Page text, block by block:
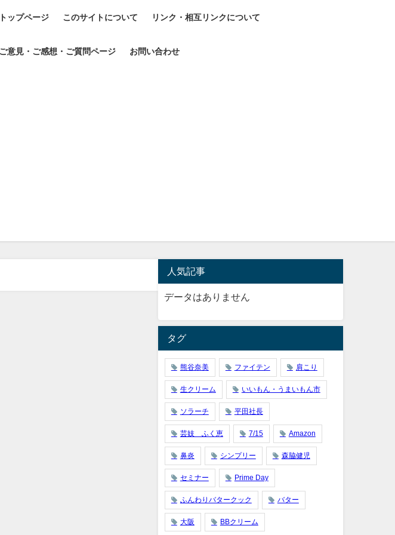
トップページ このサイトについて リンク・相互リンクについて
ご意見・ご感想・ご質問ページ お問い合わせ
人気記事
データはありません
タグ
熊谷奈美 ファイテン 肩こり
生クリーム いいもん・うまいもん市
ソラーチ 平田社長
芸妓 ふく恵 7/15 Amazon
鼻炎 シンプリー 森脇健児
セミナー Prime Day
ふんわりバタークック バター
大阪 BBクリーム